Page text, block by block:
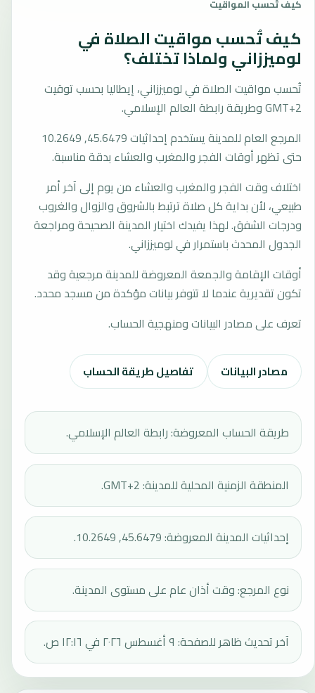
كيف تُحسب المواقيت
كيف تُحسب مواقيت الصلاة في
لوميززاني ولماذا تختلف؟
تُحسب مواقيت الصلاة في لوميززاني، إيطاليا بحسب توقيت
GMT+2 وطريقة رابطة العالم الإسلامي.
المرجع العام للمدينة يستخدم إحداثيات 45.6479, 10.2649
حتى تظهر أوقات الفجر والمغرب والعشاء بدقة مناسبة.
اختلاف وقت الفجر والمغرب والعشاء من يوم إلى آخر أمر
طبيعي، لأن بداية كل صلاة ترتبط بالشروق والزوال والغروب
ودرجات الشفق. لهذا يفيدك اختيار المدينة الصحيحة ومراجعة
الجدول المحدث باستمرار في لوميززاني.
أوقات الإقامة والجمعة المعروضة للمدينة مرجعية وقد
تكون تقديرية عندما لا تتوفر بيانات مؤكدة من مسجد محدد.
تعرف على مصادر البيانات ومنهجية الحساب.
مصادر البيانات تفاصيل طريقة الحساب
طريقة الحساب المعروضة: رابطة العالم الإسلامي.
المنطقة الزمنية المحلية للمدينة: GMT+2.
إحداثيات المدينة المعروضة: 45.6479, 10.2649.
نوع المرجع: وقت أذان عام على مستوى المدينة.
آخر تحديث ظاهر للصفحة: ٩ أغسطس ٢٠٢٦ في ١٢:١٦ ص.